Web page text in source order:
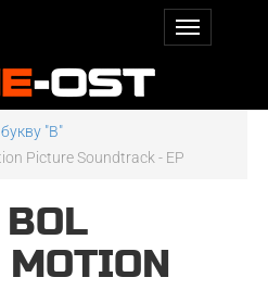
"B"
Picture Soundtrack - EP